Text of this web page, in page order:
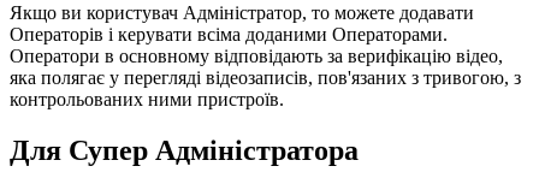
Якщо ви користувач Адміністратор, то можете додавати
Операторів і керувати всіма доданими Операторами.
Оператори в основному відповідають за верифікацію відео,
яка полягає у перегляді відеозаписів, пов'язаних з тривогою, з
контрольованих ними пристроїв.
Для Супер Адміністратора